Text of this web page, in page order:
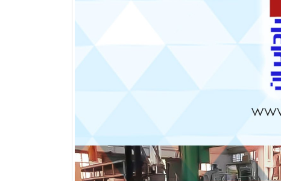
مقایسه چیدمان خطی و مثلثی در
کویل های فین تیوب
تیر 1, 1405
کویل پره